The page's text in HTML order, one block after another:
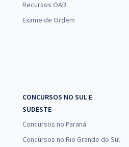
Recursos OAB
Exame de Ordem
CONCURSOS NO SUL E
SUDESTE
Concursos no Paraná
Concursos no Rio Grande do Sul